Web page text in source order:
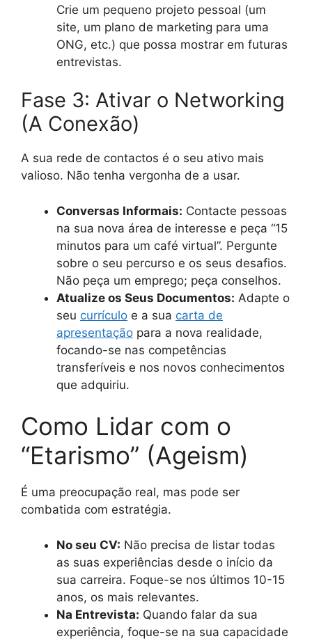
Crie um pequeno projeto pessoal (um
site, um plano de marketing para uma
ONG, etc.) que possa mostrar em futuras
entrevistas.
Fase 3: Ativar o Networking
(A Conexão)
A sua rede de contactos é o seu ativo mais
valioso. Não tenha vergonha de a usar.
Conversas Informais: Contacte pessoas
na sua nova área de interesse e peça “15
minutos para um café virtual”. Pergunte
sobre o seu percurso e os seus desafios.
Não peça um emprego; peça conselhos.
Atualize os Seus Documentos: Adapte o
seu currículo e a sua carta de
apresentação para a nova realidade,
focando-se nas competências
transferíveis e nos novos conhecimentos
que adquiriu.
Como Lidar com o
“Etarismo” (Ageism)
É uma preocupação real, mas pode ser
combatida com estratégia.
No seu CV: Não precisa de listar todas
as suas experiências desde o início da
sua carreira. Foque-se nos últimos 10-15
anos, os mais relevantes.
Na Entrevista: Quando falar da sua
experiência, foque-se na sua capacidade